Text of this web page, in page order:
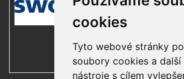
cookies
Tyto webové stránky
soubory cookies a další
nástroje s cílem